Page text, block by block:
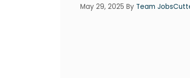
May 29, 2025 By Team